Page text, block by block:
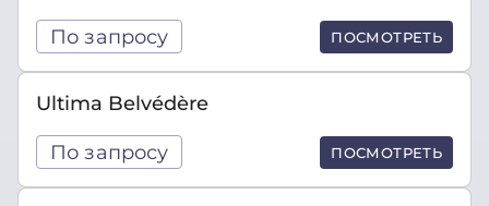
По запросу ПОСМОТРЕТЬ
Ultima Belvédère
По запросу ПОСМОТРЕТЬ